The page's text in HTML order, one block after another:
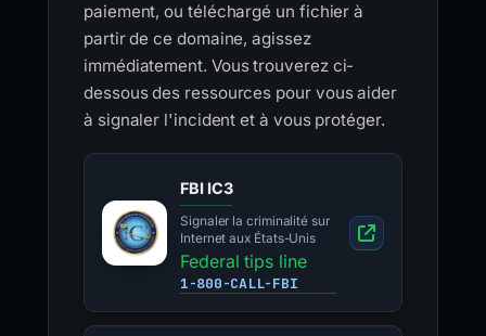
paiement, ou téléchargé un fichier à
partir de ce domaine, agissez
immédiatement. Vous trouverez ci-
dessous des ressources pour vous aider
à signaler l'incident et à vous protéger.
FBI IC3
Signaler la criminalité sur
Internet aux États-Unis
Federal tips line
1-800-CALL-FBI